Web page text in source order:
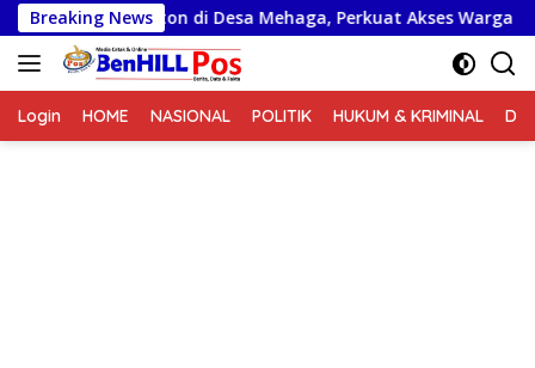
Langsung
ke
konten
Breaking News
Beton di Desa Mehaga, Perkuat Akses Warga di Nias
Login HOME NASIONAL POLITIK HUKUM & KRIMINAL